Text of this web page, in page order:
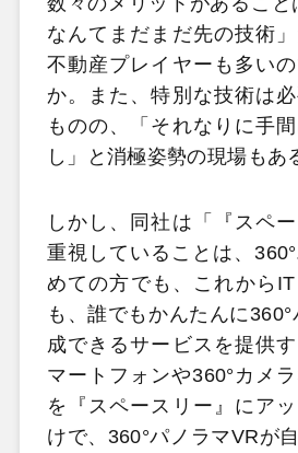
なんてまだまだ先の技術
不動産プレイヤーも多い
か。また、特別な技術は
ものの、「それなりに手
し」と消極姿勢の現場もあ
しかし、同社は「『スペ
重視していることは、
めての方でも、これから
も、誰でもかんたんに
成できるサービスを提供
マートフォンや360°カメ
を『スペースリー』にア
けで、360°パノラマVRが